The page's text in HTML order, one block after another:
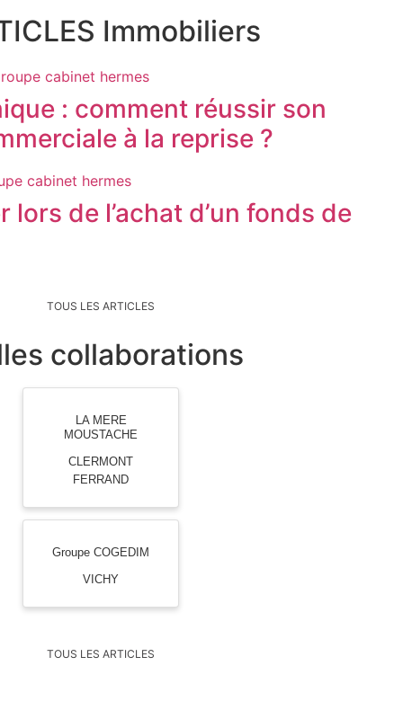
Immobiliers
: comment réussir son
à la reprise ?
lors de l’achat d’un fonds de
TOUS LES ARTICLES
collaborations
LA MERE
MOUSTACHE
CLERMONT
FERRAND
Groupe COGEDIM
VICHY
TOUS LES ARTICLES